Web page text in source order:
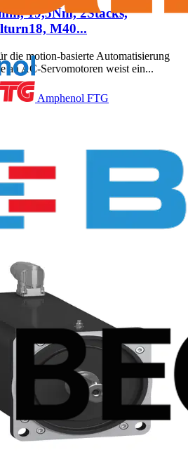
Amphenol FTG
19,5Nm, 2Stacks,
M40...
die motion-basierte Automatisierung
an AC-Servomotoren weist ein...